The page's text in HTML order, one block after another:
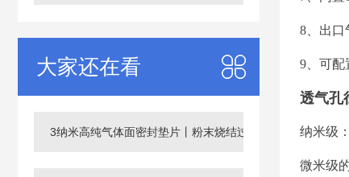
大家还在看
3纳米高纯气体面密封垫片丨粉末烧结过滤片
8、出口
9、可配
透气孔
纳米级：
微米级